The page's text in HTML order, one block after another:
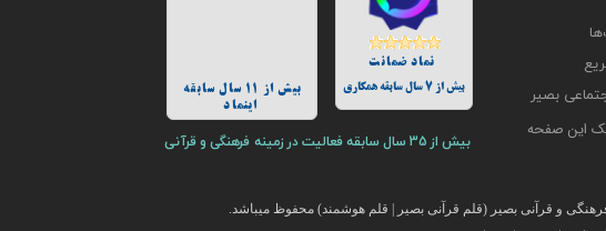
و قرآنی بصیر (قلم قرآنی بصیر | قلم هوشمند) محفوظ میباشد.
بیش از 11 سال سابقه
اینماد
بیش از 35 سال سابقه فعالیت در زمینه فرهنگی و قرآنی
بیش از 7 سال سابقه همکاری
بصیر
این صفحه